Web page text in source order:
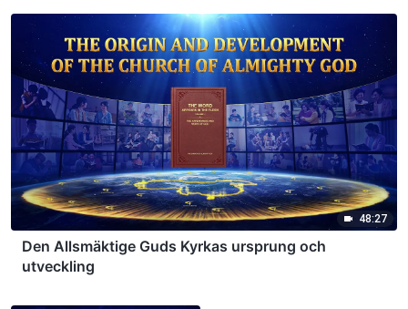
48:27
Den Allsmäktige Guds Kyrkas ursprung och
utveckling